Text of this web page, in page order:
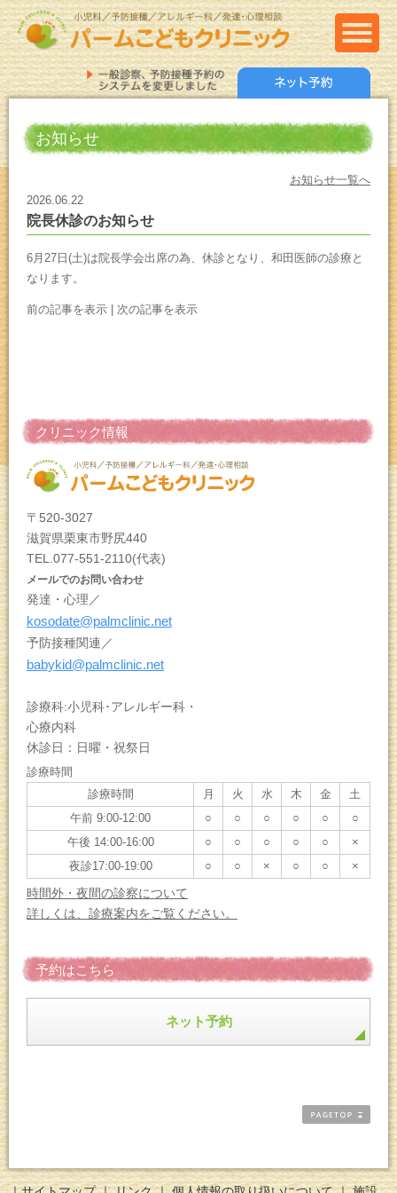
お知らせ
お知らせ一覧へ
2026.06.22
院長休診のお知らせ
6月27日(土)は院長学会出席の為、休診となり、和田医師の診療と
なります。
前の記事を表示 次の記事を表示
クリニック情報
〒520-3027
滋賀県栗東市野尻440
TEL.077-551-2110(代表)
メールでのお問い合わせ
発達・心理／
kosodate@palmclinic.net
予防接種関連／
babykid@palmclinic.net
診療科:小児科･アレルギー科・
心療内科
休診日：日曜・祝祭日
診療時間
診療時間
月 火 水 木 金
土
午前 9:00-12:00
○ ○ ○ ○ ○
○
午後 14:00-16:00
○ ○ ○ ○ ○
×
夜診17:00-19:00
○ ○ × ○ ○ ×
時間外・夜間の診察について
詳しくは、診療案内をご覧ください。
予約はこちら
ネット予約